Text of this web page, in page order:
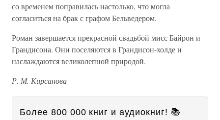
со временем поправилась настолько, что могла
согласиться на брак с графом Бельведером.
Роман завершается прекрасной свадьбой мисс Байрон и
Грандисона. Они поселяются в Грандисон-холде и
наслаждаются великолепной природой.
Р. М. Кирсанова
Более 800 000 книг и аудиокниг! 📚